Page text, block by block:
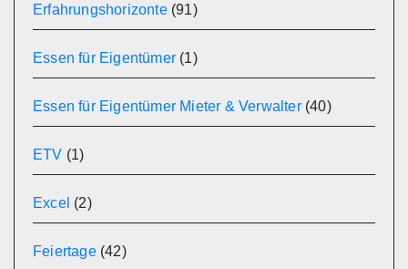
Erfahrungshorizonte(91)
Essen für Eigentümer (1)
Essen für Eigentümer Mieter & Verwalter(40)
ETV (1)
Excel (2)
Feiertage(42)